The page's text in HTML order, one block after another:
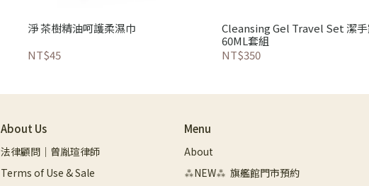
淨 茶樹精油呵護柔濕巾
NT$45
Cleansing Gel Travel Set 潔
60ML套組
NT$350
About Us
法律顧問｜曾胤瑄律師
Terms of Use & Sale
Menu
About
⁂NEW⁂  旗艦館門市預約